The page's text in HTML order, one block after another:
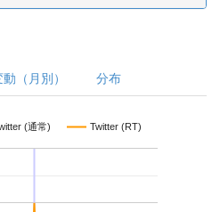
（月別） 分布
(通常) Twitter (RT)